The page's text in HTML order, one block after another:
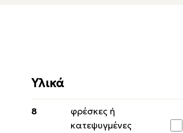
Υλικά
8
φρέσκες ή
κατεψυγμένες